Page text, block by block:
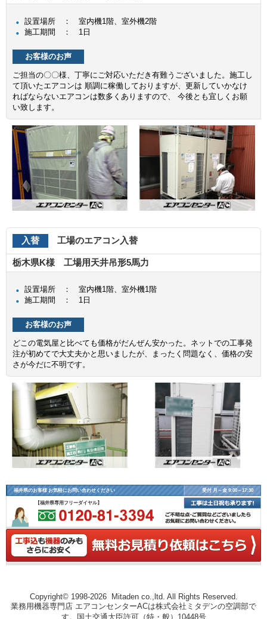
設置場所 ： 室内機1階、室外機2階
施工期間 ： 1日
お客様のお声
ご担当の〇〇様、丁寧にご対応いただき有難うございました。施工し
て頂いたエアコンは 順調に稼働しておりますが、更新していかなけ
ればならないエアコンは数多くありますので、 今後とも宜しくお願
い致します。
入替 工場のエアコン入替
栃木県K様 工場用天井吊形5馬力
設置場所 ： 室内機1階、室外機1階
施工期間 ： 1日
お客様のお声
どこの電気屋と比べても価格がだんぜん安かった。ネットでの工事発
注が初めてで大丈夫かと思いましたが、まったく問題なく、価格の安
さが今だに不明です。
福井県のお客様 お気軽にお問い合わせください 受付 月～金 9:00～17:30
【福井県専用フリーダイヤル】
Copyright© 1998-2026 Mitaden co.,ltd. All Rights Reserved.
業務用機器専門店 エアコンセンターACは株式会社ミタデンの空調部で
す。国土交通大臣許可（特・般）10448号